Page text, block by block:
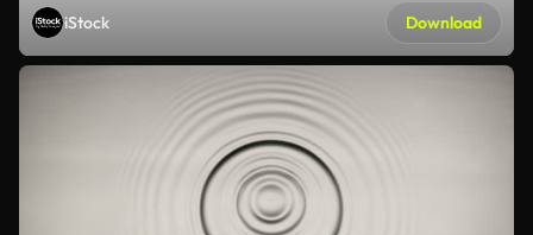
iStock Download